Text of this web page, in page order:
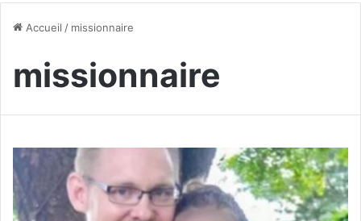
Accueil / missionnaire
missionnaire